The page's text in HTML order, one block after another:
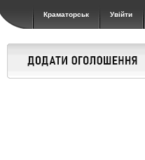
Краматорськ Увійти